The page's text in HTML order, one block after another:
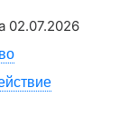
02.07.2026